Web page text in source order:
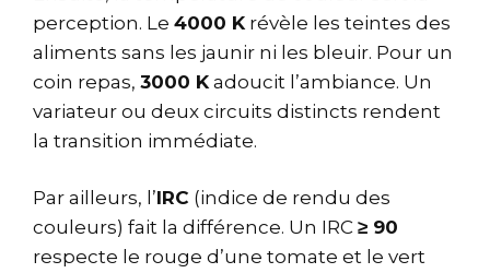
perception. Le 4000 K révèle les teintes des
aliments sans les jaunir ni les bleuir. Pour un
coin repas, 3000 K adoucit l’ambiance. Un
variateur ou deux circuits distincts rendent
la transition immédiate.
Par ailleurs, l’IRC (indice de rendu des
couleurs) fait la différence. Un IRC ≥ 90
respecte le rouge d’une tomate et le vert